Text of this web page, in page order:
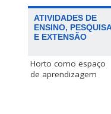
ATIVIDADES DE
ENSINO,
E EXTENSÃO
Horto como espaço
de aprendizagem